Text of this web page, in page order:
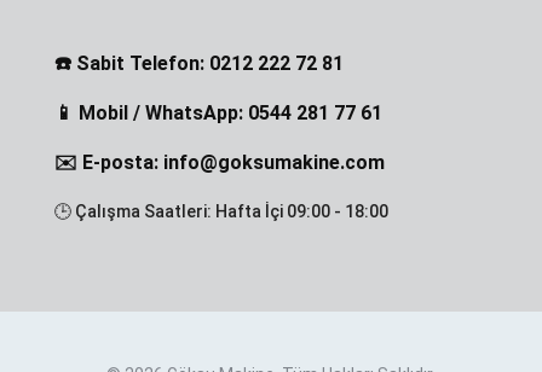
☎️ Sabit Telefon: 0212 222 72 81
📱 Mobil / WhatsApp: 0544 281 77 61
✉️ E-posta: info@goksumakine.com
🕒 Çalışma Saatleri: Hafta İçi 09:00 - 18:00